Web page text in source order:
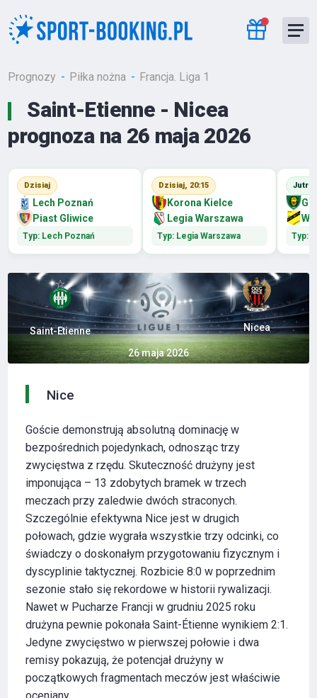
Prognozy Piłka nożna Francja. Liga 1
Saint-Etienne - Nicea
prognoza na 26 maja 2026
Dzisiaj
Lech Poznań
Piast Gliwice
Typ: Lech Poznań
Dzisiaj, 20:15
Korona Kielce
Legia Warszawa
Typ: Legia Warszawa
Jutro
Typ:
Saint-Etienne Nicea
26 maja 2026
Nice
Goście demonstrują absolutną dominację w
bezpośrednich pojedynkach, odnosząc trzy
zwycięstwa z rzędu. Skuteczność drużyny jest
imponująca – 13 zdobytych bramek w trzech
meczach przy zaledwie dwóch straconych.
Szczególnie efektywna Nice jest w drugich
połowach, gdzie wygrała wszystkie trzy odcinki, co
świadczy o doskonałym przygotowaniu fizycznym i
dyscyplinie taktycznej. Rozbicie 8:0 w poprzednim
sezonie stało się rekordowe w historii rywalizacji.
Nawet w Pucharze Francji w grudniu 2025 roku
drużyna pewnie pokonała Saint-Étienne wynikiem 2:1.
Jedyne zwycięstwo w pierwszej połowie i dwa
remisy pokazują, że potencjał drużyny w
początkowych fragmentach meczów jest właściwie